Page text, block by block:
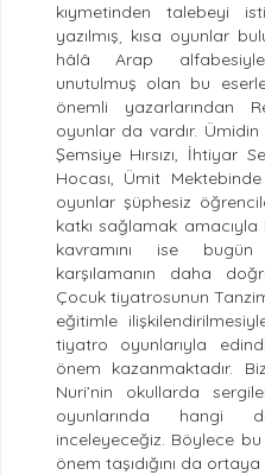
kıymetinden talebeyi
yazılmış¸ kısa oyunlar
hâlâ Arap
unutulmuş olan bu
önemli yazarlarından
oyunlar da vardır. Ümidin
Şemsiye Hırsızı, İhtiyar
Hocası, Ümit
oyunlar şüphesiz
katkı sağlamak amacıyla
kavramını ise
karşılamanın daha
Çocuk tiyatrosunun
eğitimle
tiyatro oyunlarıyla
önem kazanmaktadır.
Nuri’nin okullarda
oyunlarında hangi
inceleyeceğiz. Böylece
önem taşıdığını da